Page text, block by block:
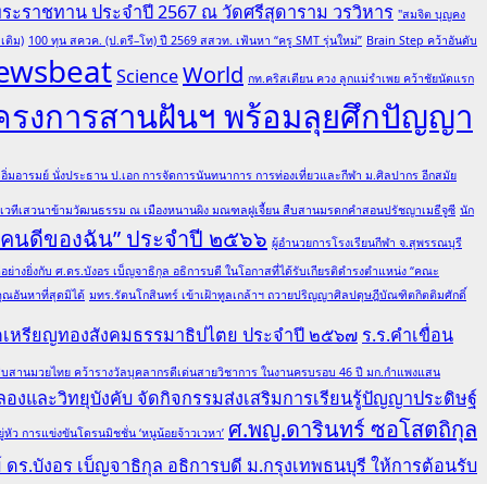
ราชทาน ประจำปี 2567 ณ วัดศรีสุดาราม วรวิหาร "สมจิต บุญคง
ติม) 100 ทุน สควค. (ป.ตรี–โท) ปี 2569 สสวท. เฟ้นหา “ครู SMT รุ่นใหม่” Brain Step คว้าอันดับ
ScienceWorld กท.คริสเตียน ควง ลูกแม่รำเพย คว้าชัยนัดแรก
งการสานฝันฯ พร้อมลุยศึกปัญญา
มอารมย์ นั่งประธาน ป.เอก การจัดการนันทนาการ การท่องเที่ยวและกีฬา ม.ศิลปากร อีกสมัย
วทีเสวนาข้ามวัฒนธรรม ณ เมืองหนานผิง มณฑลฝูเจี้ยน สืบสานมรดกคำสอนปรัชญาเมธีจูซี นัก
คนดีของฉัน” ประจำปี ๒๕๖๖ ผู้อำนวยการโรงเรียนกีฬา จ.สุพรรณบุรี
างยิ่งกับ ศ.ดร.บังอร เบ็ญจาธิกุล อธิการบดี ในโอกาสที่ได้รับเกียรติดำรงตำแหน่ง “คณะ
ณอันหาที่สุดมิได้ มทร.รัตนโกสินทร์ เข้าเฝ้าทูลเกล้าฯ ถวายปริญญาศิลปดุษฎีบัณฑิตกิตติมศักดิ์
หรียญทองสังคมธรรมาธิปไตย ประจำปี ๒๕๖๗ ร.ร.คำเขื่อน
สานมวยไทย คว้ารางวัลบุคลากรดีเด่นสายวิชาการ ในงานครบรอบ 46 ปี มก.กำแพงแสน
งและวิทยุบังคับ จัดกิจกรรมส่งเสริมการเรียนรู้ปัญญาประดิษฐ์
ว การแข่งขันโดรนมิชชั่น ‘หนูน้อยจ้าวเวหา’ ศ.พญ.ดารินทร์ ซอโสตถิกุล
ดร.บังอร เบ็ญจาธิกุล อธิการบดี ม.กรุงเทพธนบุรี ให้การต้อนรับ